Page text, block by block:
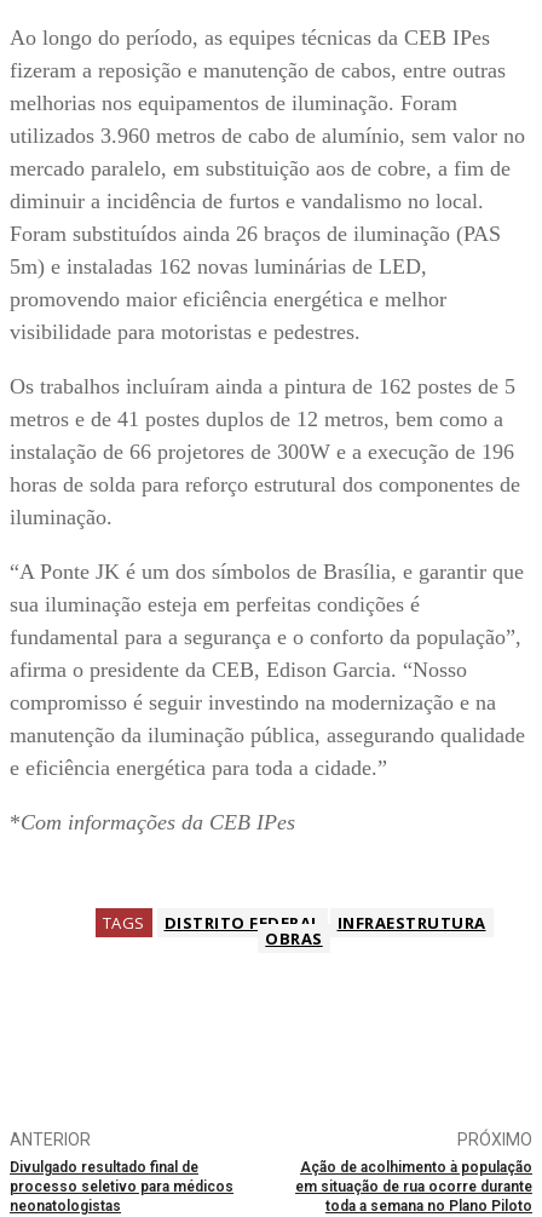
Ao longo do período, as equipes técnicas da CEB IPes
fizeram a reposição e manutenção de cabos, entre outras
melhorias nos equipamentos de iluminação. Foram
utilizados 3.960 metros de cabo de alumínio, sem valor no
mercado paralelo, em substituição aos de cobre, a fim de
diminuir a incidência de furtos e vandalismo no local.
Foram substituídos ainda 26 braços de iluminação (PAS
5m) e instaladas 162 novas luminárias de LED,
promovendo maior eficiência energética e melhor
visibilidade para motoristas e pedestres.
Os trabalhos incluíram ainda a pintura de 162 postes de 5
metros e de 41 postes duplos de 12 metros, bem como a
instalação de 66 projetores de 300W e a execução de 196
horas de solda para reforço estrutural dos componentes de
iluminação.
“A Ponte JK é um dos símbolos de Brasília, e garantir que
sua iluminação esteja em perfeitas condições é
fundamental para a segurança e o conforto da população”,
afirma o presidente da CEB, Edison Garcia. “Nosso
compromisso é seguir investindo na modernização e na
manutenção da iluminação pública, assegurando qualidade
e eficiência energética para toda a cidade.”
*Com informações da CEB IPes
TAGS DISTRITO FEDERAL INFRAESTRUTURA
OBRAS
ANTERIOR
Divulgado resultado final de
processo seletivo para médicos
neonatologistas
PRÓXIMO
Ação de acolhimento à população
em situação de rua ocorre durante
toda a semana no Plano Piloto